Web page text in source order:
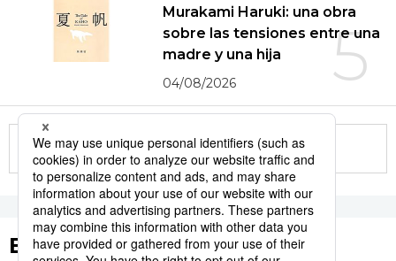
5
Murakami Haruki: una obra
sobre las tensiones entre una
madre y una hija
04/08/2026
More in this series
Etiquetas destacadas